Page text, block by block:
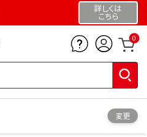
詳しくは
こちら
0
変更